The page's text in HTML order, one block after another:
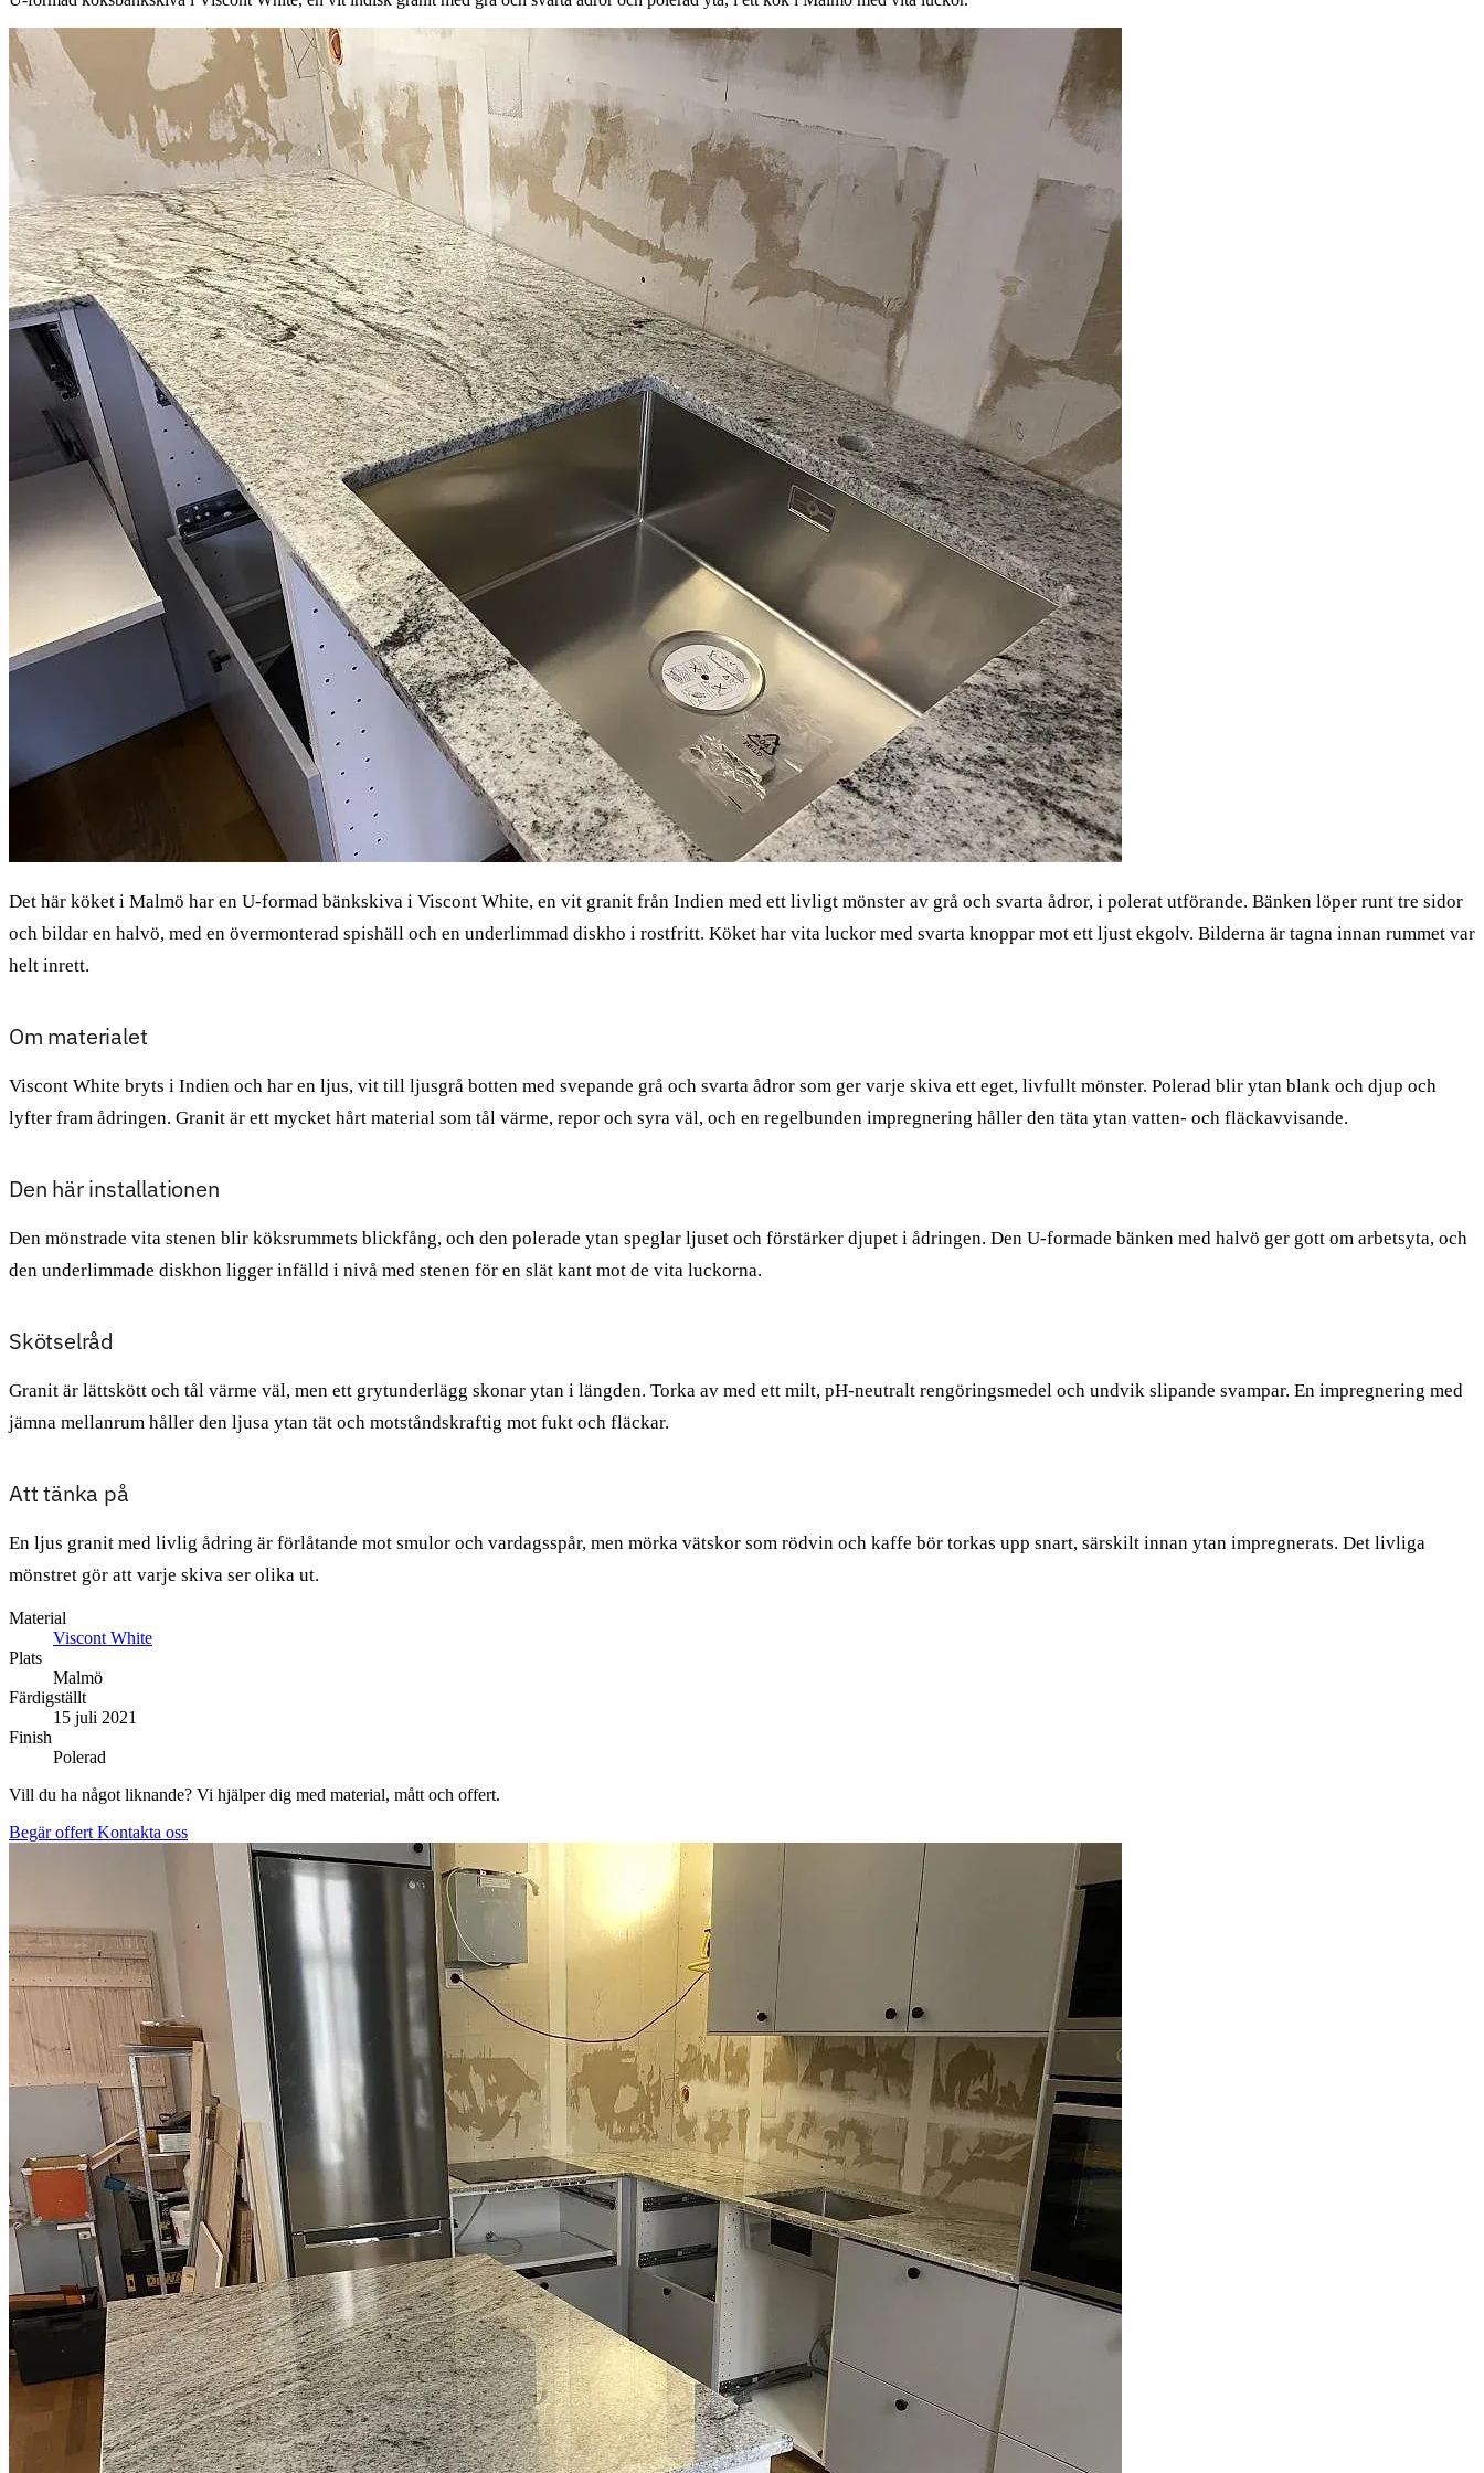
Det här köket i Malmö har en U-formad bänkskiva i Viscont White, en vit granit från Indien med ett livligt mönster av grå och svarta ådror, i polerat utförande. Bänken löper runt tre sidor
och bildar en halvö, med en övermonterad spishäll och en underlimmad diskho i rostfritt. Köket har vita luckor med svarta knoppar mot ett ljust ekgolv. Bilderna är tagna innan rummet var
helt inrett.
Om materialet
Viscont White bryts i Indien och har en ljus, vit till ljusgrå botten med svepande grå och svarta ådror som ger varje skiva ett eget, livfullt mönster. Polerad blir ytan blank och djup och
lyfter fram ådringen. Granit är ett mycket hårt material som tål värme, repor och syra väl, och en regelbunden impregnering håller den täta ytan vatten- och fläckavvisande.
Den här installationen
Den mönstrade vita stenen blir köksrummets blickfång, och den polerade ytan speglar ljuset och förstärker djupet i ådringen. Den U-formade bänken med halvö ger gott om arbetsyta, och
den underlimmade diskhon ligger infälld i nivå med stenen för en slät kant mot de vita luckorna.
Skötselråd
Granit är lättskött och tål värme väl, men ett grytunderlägg skonar ytan i längden. Torka av med ett milt, pH-neutralt rengöringsmedel och undvik slipande svampar. En impregnering med
jämna mellanrum håller den ljusa ytan tät och motståndskraftig mot fukt och fläckar.
Att tänka på
En ljus granit med livlig ådring är förlåtande mot smulor och vardagsspår, men mörka vätskor som rödvin och kaffe bör torkas upp snart, särskilt innan ytan impregnerats. Det livliga
mönstret gör att varje skiva ser olika ut.
Material
Viscont White
Plats
Malmö
Färdigställt
15 juli 2021
Finish
Polerad
Vill du ha något liknande? Vi hjälper dig med material, mått och offert.
Begär offert Kontakta oss